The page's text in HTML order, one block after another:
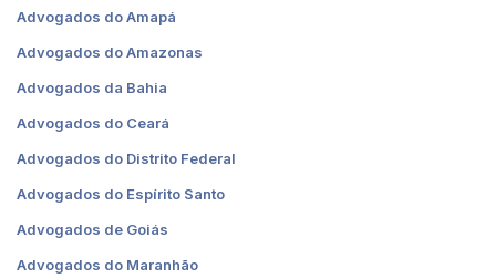
Advogados do Amapá
Advogados do Amazonas
Advogados da Bahia
Advogados do Ceará
Advogados do Distrito Federal
Advogados do Espírito Santo
Advogados de Goiás
Advogados do Maranhão